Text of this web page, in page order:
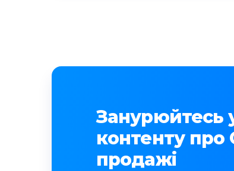
Занурюйтесь
контенту про
продажі